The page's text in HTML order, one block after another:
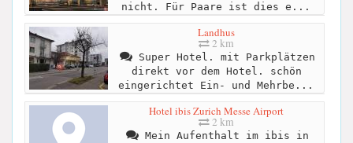
nicht. Für Paare ist dies e...
Landhus
2 km
Super Hotel. mit Parkplätzen
direkt vor dem Hotel. schön
eingerichtet Ein- und Mehrbe...
Hotel ibis Zurich Messe Airport
2 km
Mein Aufenthalt im ibis in